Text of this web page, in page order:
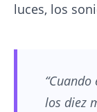
luces, los
los diez